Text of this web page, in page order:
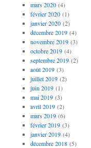
mars 2020(4)
février 2020(1)
janvier 2020(2)
décembre 2019(4)
novembre 2019(3)
octobre 2019(4)
septembre 2019(2)
août 2019(3)
juillet 2019(2)
juin 2019(1)
mai 2019(3)
avril 2019(2)
mars 2019(6)
février 2019(3)
janvier 2019(4)
décembre 2018(5)